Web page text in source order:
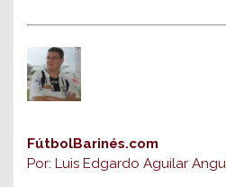
FútbolBarinés.com
Por: Luis Edgardo Aguilar